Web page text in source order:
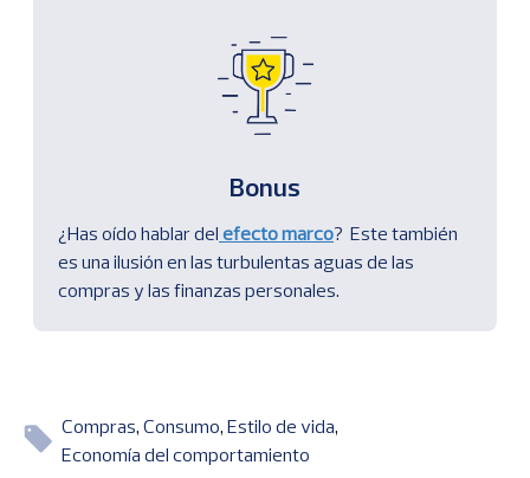
Bonus
¿Has oído hablar del efecto marco? Este también
es una ilusión en las turbulentas aguas de las
compras y las finanzas personales.
Compras Consumo Estilo de vida
Economía del comportamiento